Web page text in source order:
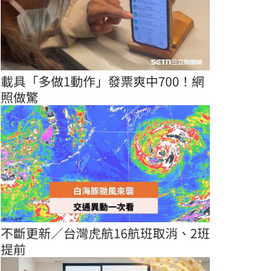
載具「多做1動作」發票爽中700！網
照做驚
不斷更新／台灣虎航16航班取消、2班
提前